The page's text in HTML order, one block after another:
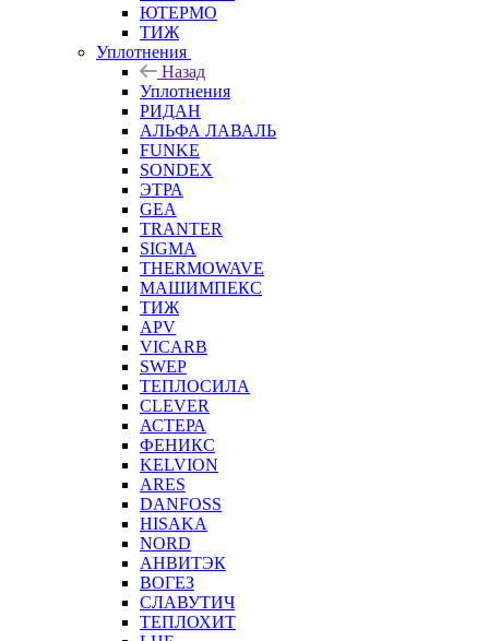
ЮТЕРМО
ТИЖ
Уплотнения
Назад
Уплотнения
РИДАН
АЛЬФА ЛАВАЛЬ
FUNKE
SONDEX
ЭТРА
GEA
TRANTER
SIGMA
THERMOWAVE
МАШИМПЕКС
ТИЖ
APV
VICARB
SWEP
ТЕПЛОСИЛА
CLEVER
АСТЕРА
ФЕНИКС
KELVION
ARES
DANFOSS
HISAKA
NORD
АНВИТЭК
ВОГЕЗ
СЛАВУТИЧ
ТЕПЛОХИТ